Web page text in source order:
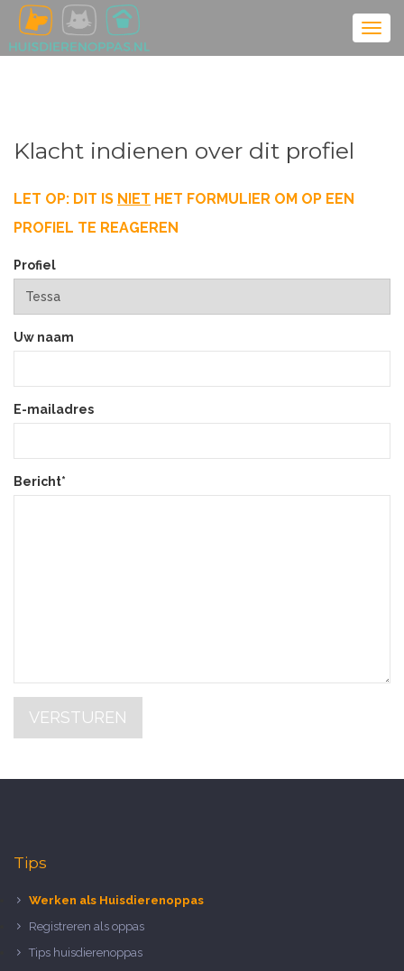
Klacht indienen over dit profiel
LET OP: DIT IS NIET HET FORMULIER OM OP EEN
PROFIEL TE REAGEREN
Profiel
Uw naam
E-mailadres
Bericht*
VERSTUREN
Tips
Werken als Huisdierenoppas
Registreren als oppas
Tips huisdierenoppas